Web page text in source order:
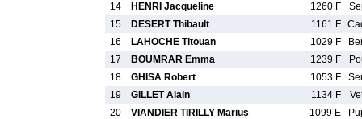
14
HENRI Jacqueline 1260 F
15
DESERT Thibault 1161 F
16
LAHOCHE Titouan 1029 F
17
BOUMRAR Emma 1239 F
18
GHISA Robert 1053 F
19
GILLET Alain 1134 F
20
VIANDIER TIRILLY Marius 1099 E